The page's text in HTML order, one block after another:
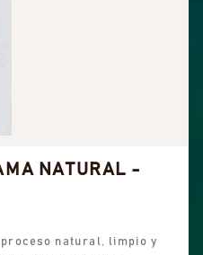
NATURAL -
proceso natural, limpio y